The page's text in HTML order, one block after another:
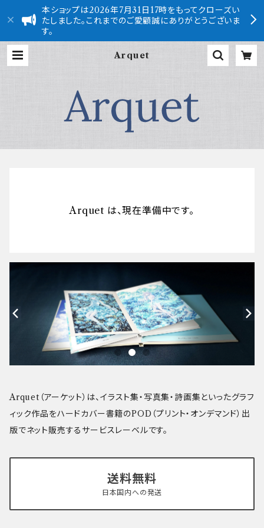
本ショップは2026年7月31日17時をもってクローズい
たしました。これまでのご愛顧誠にありがとうございま
す。
Arquet
Arquet は、現在準備中です。
Arquet（アーケット）は、イラスト集・写真集・詩画集といったグラフ
ィック作品をハードカバー書籍のPOD（プリント・オンデマンド）出
版でネット販売するサービスレーベルです。
送料無料
日本国内への発送